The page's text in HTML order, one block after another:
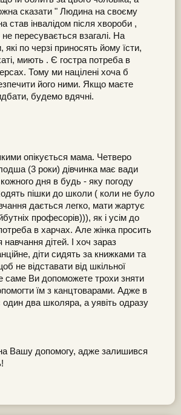
сказати " Людина на своєму
став інвалідом після хвороби ,
пересувається взагалі. На
які по черзі приносять йому їсти,
миють . Є гостра потреба в
Тому ми націлені хоча б
його ними. Якщо маєте
будемо вдячні.
опікується мама. Четверо
(3 роки) дівчинка має вади
дня в будь - яку погоду
пішки до школи ( коли не було
дається легко, мати жартує
професорів))), як і усім до
в харчах. Але жінка просить
дітей. І хоч зараз
діти сидять за книжками та
не відставати від шкільної
саме Ви допоможете трохи зняти
їм з канцтоварами. Адже в
один два школяра, а уявіть одразу
Вашу допомогу, адже залишився